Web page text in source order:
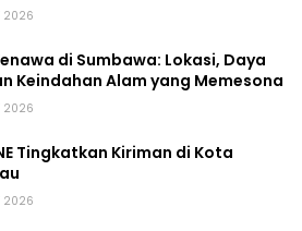
2026
di Sumbawa: Lokasi, Daya
Keindahan Alam yang Memesona
2026
Tingkatkan Kiriman di Kota
2026